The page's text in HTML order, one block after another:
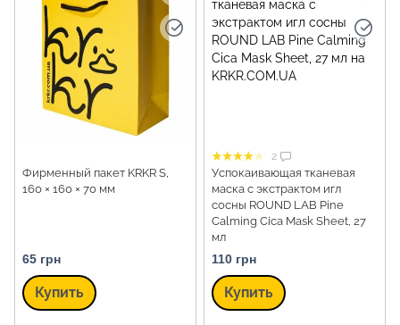
Фирменный пакет KRKR S,
160 × 160 × 70 мм
65 грн
Купить
2
Успокаивающая тканевая
маска с экстрактом игл
сосны ROUND LAB Pine
Calming Cica Mask Sheet, 27
мл
110 грн
Купить